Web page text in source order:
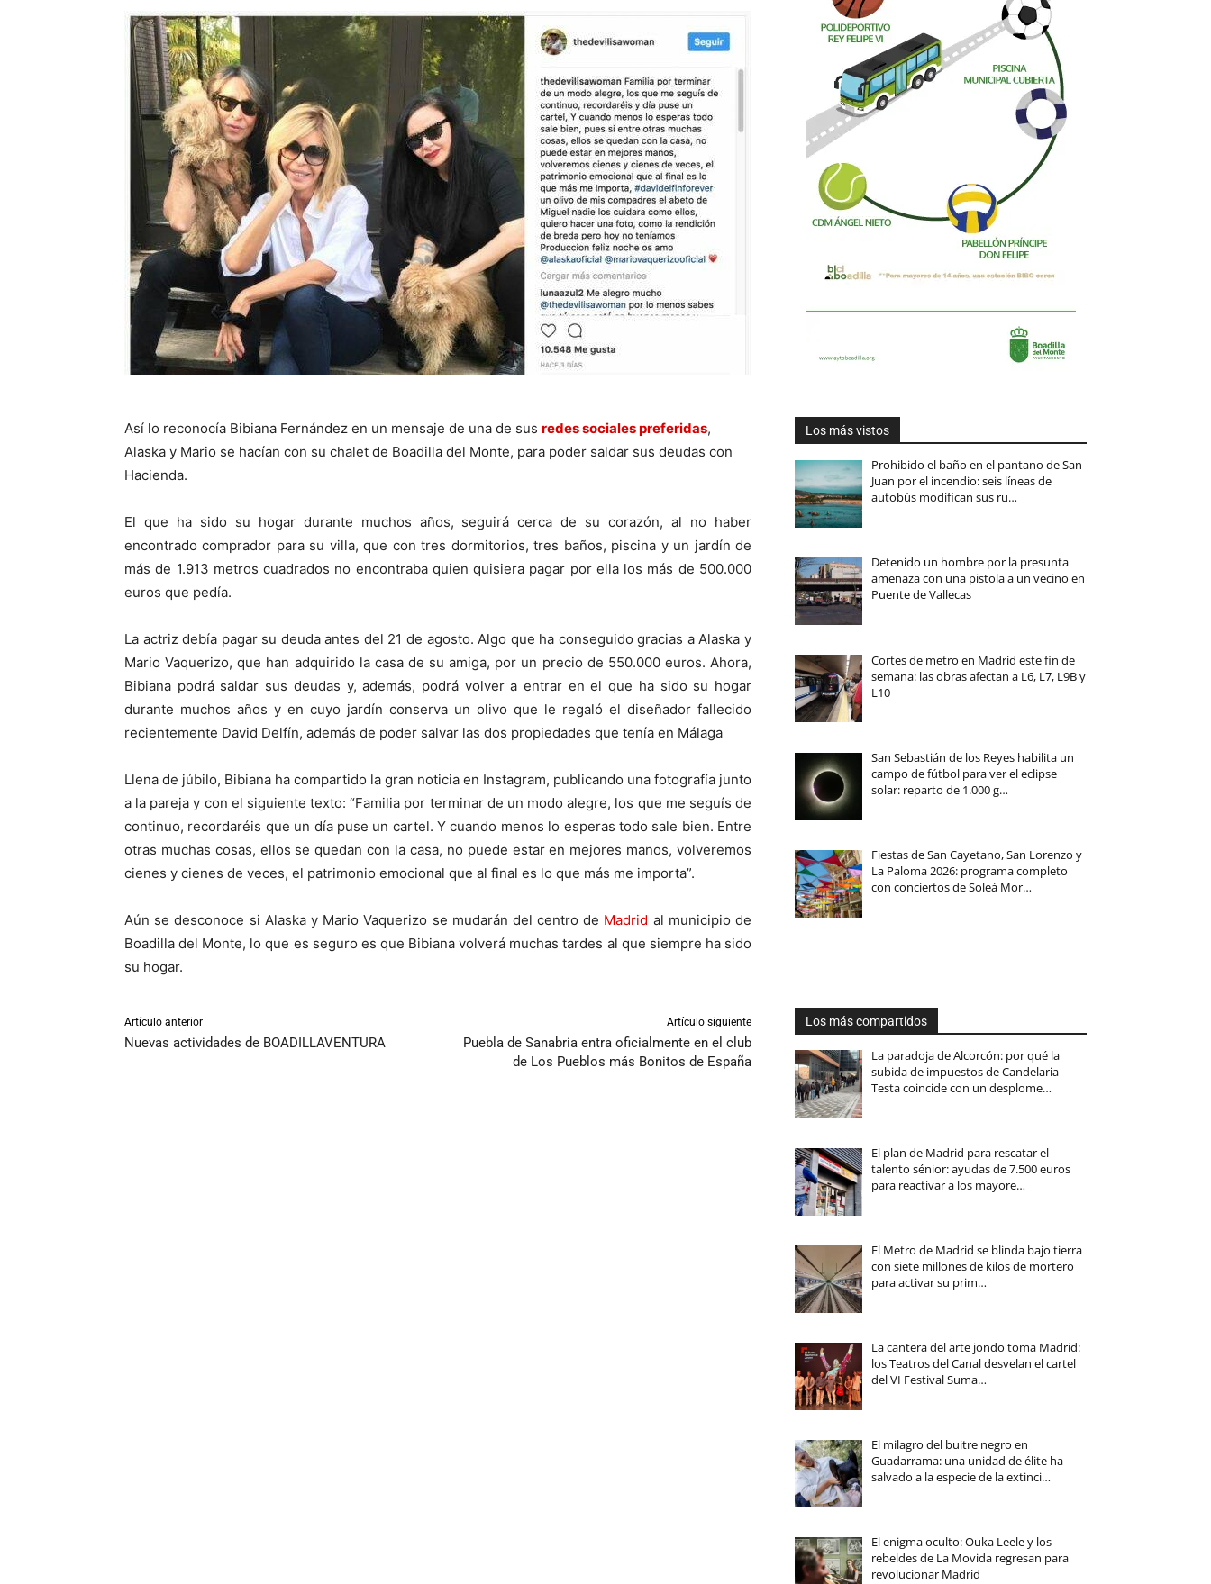
Así lo reconocía Bibiana Fernández en un mensaje de una de sus redes sociales preferidas,
Alaska y Mario se hacían con su chalet de Boadilla del Monte, para poder saldar sus deudas con
Hacienda.
El que ha sido su hogar durante muchos años, seguirá cerca de su corazón, al no haber
encontrado comprador para su villa, que con tres dormitorios, tres baños, piscina y un jardín de
más de 1.913 metros cuadrados no encontraba quien quisiera pagar por ella los más de 500.000
euros que pedía.
La actriz debía pagar su deuda antes del 21 de agosto. Algo que ha conseguido gracias a Alaska y
Mario Vaquerizo, que han adquirido la casa de su amiga, por un precio de 550.000 euros. Ahora,
Bibiana podrá saldar sus deudas y, además, podrá volver a entrar en el que ha sido su hogar
durante muchos años y en cuyo jardín conserva un olivo que le regaló el diseñador fallecido
recientemente David Delfín, además de poder salvar las dos propiedades que tenía en Málaga
Llena de júbilo, Bibiana ha compartido la gran noticia en Instagram, publicando una fotografía junto
a la pareja y con el siguiente texto: “Familia por terminar de un modo alegre, los que me seguís de
continuo, recordaréis que un día puse un cartel. Y cuando menos lo esperas todo sale bien. Entre
otras muchas cosas, ellos se quedan con la casa, no puede estar en mejores manos, volveremos
cienes y cienes de veces, el patrimonio emocional que al final es lo que más me importa”.
Aún se desconoce si Alaska y Mario Vaquerizo se mudarán del centro de Madrid al municipio de
Boadilla del Monte, lo que es seguro es que Bibiana volverá muchas tardes al que siempre ha sido
su hogar.
Artículo anterior
Nuevas actividades de BOADILLAVENTURA
Artículo siguiente
Puebla de Sanabria entra oficialmente en el club
de Los Pueblos más Bonitos de España
Los más vistos
Prohibido el baño en el pantano de San
Juan por el incendio: seis líneas de
autobús modifican sus ru…
Detenido un hombre por la presunta
amenaza con una pistola a un vecino en
Puente de Vallecas
Cortes de metro en Madrid este fin de
semana: las obras afectan a L6, L7, L9B y
L10
San Sebastián de los Reyes habilita un
campo de fútbol para ver el eclipse
solar: reparto de 1.000 g…
Fiestas de San Cayetano, San Lorenzo y
La Paloma 2026: programa completo
con conciertos de Soleá Mor…
Los más compartidos
La paradoja de Alcorcón: por qué la
subida de impuestos de Candelaria
Testa coincide con un desplome…
El plan de Madrid para rescatar el
talento sénior: ayudas de 7.500 euros
para reactivar a los mayore…
El Metro de Madrid se blinda bajo tierra
con siete millones de kilos de mortero
para activar su prim…
La cantera del arte jondo toma Madrid:
los Teatros del Canal desvelan el cartel
del VI Festival Suma…
El milagro del buitre negro en
Guadarrama: una unidad de élite ha
salvado a la especie de la extinci…
El enigma oculto: Ouka Leele y los
rebeldes de La Movida regresan para
revolucionar Madrid